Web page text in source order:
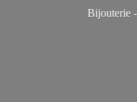
Bijouterie